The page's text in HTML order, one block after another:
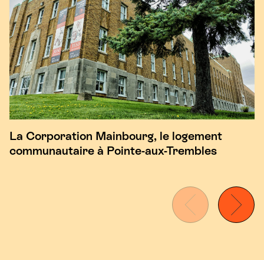
La Corporation Mainbourg, le logement
communautaire à Pointe-aux-Trembles